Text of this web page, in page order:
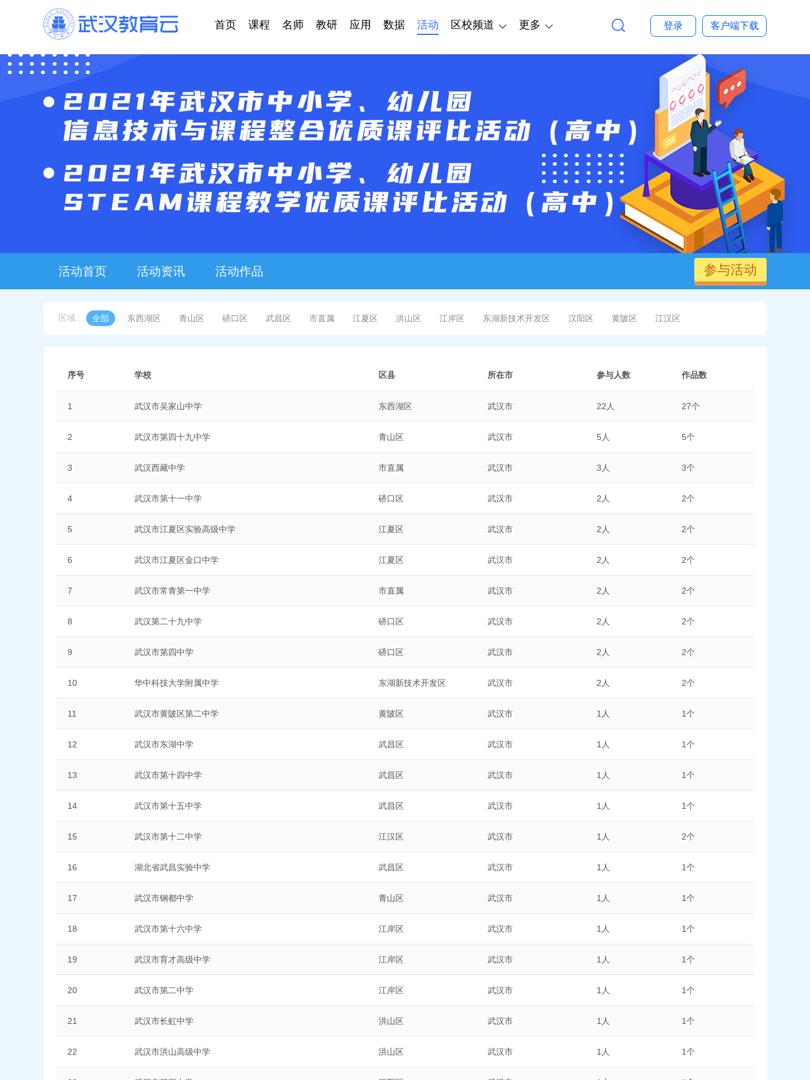
首页 课程 名师 教研 应用 数据 活动 区校频道 更多 登录 客户端下载
活动首页 活动资讯 活动作品 参与活动
区域 : 全部 东西湖区 青山区 硚口区 武昌区 市直属 江夏区 洪山区 江岸区 东湖新技术开发区 汉阳区 黄陂区 江汉区
序号 学校 区县 所在市 参与人数 作品数
1 武汉市吴家山中学 东西湖区 武汉市 22人 27个
2 武汉市第四十九中学 青山区 武汉市 5人 5个
3 武汉西藏中学 市直属 武汉市 3人 3个
4 武汉市第十一中学 硚口区 武汉市 2人 2个
5 武汉市江夏区实验高级中学 江夏区 武汉市 2人 2个
6 武汉市江夏区金口中学 江夏区 武汉市 2人 2个
7 武汉市常青第一中学 市直属 武汉市 2人 2个
8 武汉第二十九中学 硚口区 武汉市 2人 2个
9 武汉市第四中学 硚口区 武汉市 2人 2个
10 华中科技大学附属中学 东湖新技术开发区 武汉市 2人 2个
11 武汉市黄陂区第二中学 黄陂区 武汉市 1人 1个
12 武汉市东湖中学 武昌区 武汉市 1人 1个
13 武汉市第十四中学 武昌区 武汉市 1人 1个
14 武汉市第十五中学 武昌区 武汉市 1人 1个
15 武汉市第十二中学 江汉区 武汉市 1人 2个
16 湖北省武昌实验中学 武昌区 武汉市 1人 1个
17 武汉市钢都中学 青山区 武汉市 1人 1个
18 武汉市第十六中学 江岸区 武汉市 1人 1个
19 武汉市育才高级中学 江岸区 武汉市 1人 1个
20 武汉市第二中学 江岸区 武汉市 1人 1个
21 武汉市长虹中学 洪山区 武汉市 1人 1个
22 武汉市洪山高级中学 洪山区 武汉市 1人 1个